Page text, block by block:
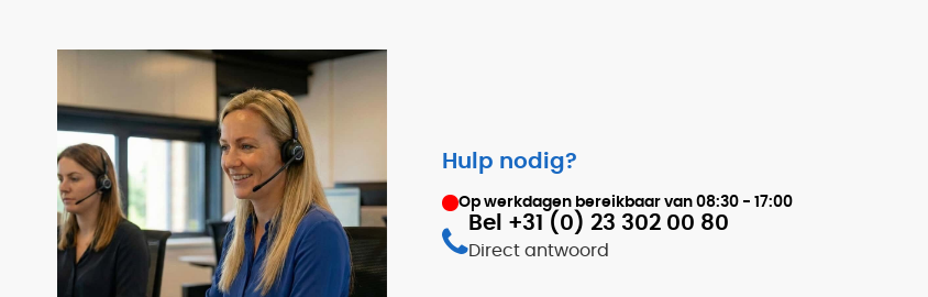
Hulp nodig?
Op werkdagen bereikbaar van 08:30 - 17:00
Bel +31 (0) 23 302 00 80
Direct antwoord